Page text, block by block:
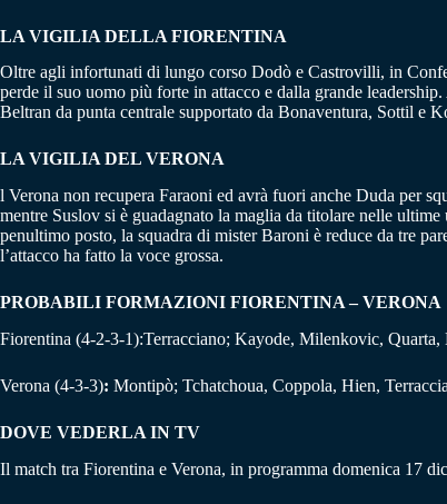
LA VIGILIA DELLA FIORENTINA
Oltre agli infortunati di lungo corso Dodò e Castrovilli, in
perde il suo uomo più forte in attacco e dalla grande
Beltran da punta centrale supportato da Bonaventura, Sottil e
LA VIGILIA DEL VERONA
l Verona non recupera Faraoni ed avrà fuori anche Duda per
mentre Suslov si è guadagnato la maglia da titolare nelle
penultimo posto, la squadra di mister Baroni è reduce da tre
l’attacco ha fatto la voce grossa.
PROBABILI FORMAZIONI FIORENTINA – VERONA
Fiorentina (4-2-3-1):Terracciano; Kayode, Milenkovic,
Verona (4-3-3): Montipò; Tchatchoua, Coppola, Hien,
DOVE VEDERLA IN TV
Il match tra Fiorentina e Verona, in programma domenica 17